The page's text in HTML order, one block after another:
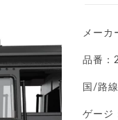
メー
品番
国/路
ゲージ